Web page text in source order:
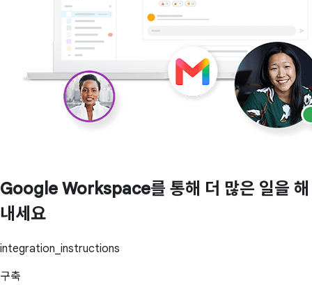
Google Workspace를 통해 더 많은 일을 해
내세요
integration_instructions
구축